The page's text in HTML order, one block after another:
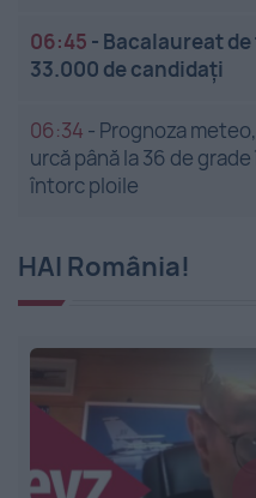
06:45 - Bacalaureat
33.000 de candidați
06:34 - Prognoza
urcă până la 36 de
întorc ploile
HAI România!